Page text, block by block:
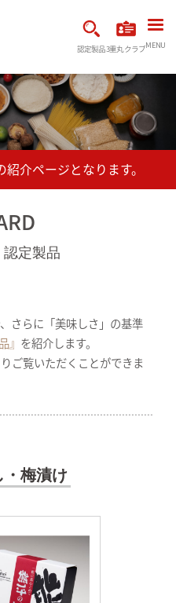
認定製品3重丸クラブMENU
認定製品
さらに「美味しさ」の基準
』 を紹介します。
ご覧いただくことができま
・梅漬け